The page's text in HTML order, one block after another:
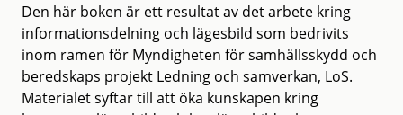
Den här boken är ett resultat av det arbete kring
informationsdelning och lägesbild som bedrivits
inom ramen för Myndigheten för samhällsskydd och
beredskaps projekt Ledning och samverkan, LoS.
Materialet syftar till att öka kunskapen kring